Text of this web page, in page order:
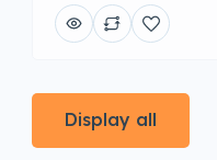
Display all